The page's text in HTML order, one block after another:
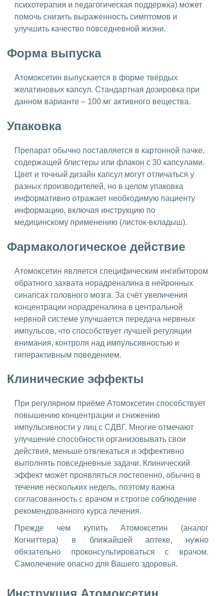
психотерапия и педагогическая поддержка) может
помочь снизить выраженность симптомов и
улучшить качество повседневной жизни.
Форма выпуска
Атомоксетин выпускается в форме твёрдых
желатиновых капсул. Стандартная дозировка при
данном варианте – 100 мг активного вещества.
Упаковка
Препарат обычно поставляется в картонной пачке,
содержащей блистеры или флакон с 30 капсулами.
Цвет и точный дизайн капсул могут отличаться у
разных производителей, но в целом упаковка
информативно отражает необходимую пациенту
информацию, включая инструкцию по
медицинскому применению (листок-вкладыш).
Фармакологическое действие
Атомоксетин является специфическим ингибитором
обратного захвата норадреналина в нейронных
синапсах головного мозга. За счёт увеличения
концентрации норадреналина в центральной
нервной системе улучшается передача нервных
импульсов, что способствует лучшей регуляции
внимания, контроля над импульсивностью и
гиперактивным поведением.
Клинические эффекты
При регулярном приёме Атомоксетин способствует
повышению концентрации и снижению
импульсивности у лиц с СДВГ. Многие отмечают
улучшение способности организовывать свои
действия, меньше отвлекаться и эффективно
выполнять повседневные задачи. Клинический
эффект может проявляться постепенно, обычно в
течение нескольких недель, поэтому важна
согласованность с врачом и строгое соблюдение
рекомендованного курса лечения.
Прежде чем купить Атомоксетин (аналог
Когниттера) в ближайшей аптеке, нужно
обязательно проконсультироваться с врачом.
Самолечение опасно для Вашего здоровья.